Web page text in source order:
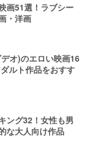
画51選！ラブシー
・洋画
オ)のエロい映画16
ルト作品をおすす
ング32！女性も男
な大人向け作品